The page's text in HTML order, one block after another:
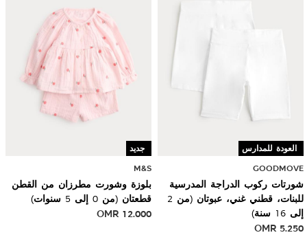
العودة للمدارس
GOODMOVE
شورتات ركوب الدراجة المدرسية
للبنات، قطني غني، عبوتان (من 2
إلى 16 سنة)
OMR 5.250
جديد
M&S
بلوزة وشورت مطرزان من القطن
قطعتان (من 0 إلى 5 سنوات)
OMR 12.000